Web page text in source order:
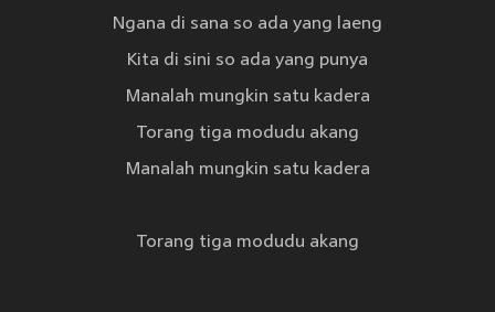
Ngana di sana so ada yang laeng
Kita di sini so ada yang punya
Manalah mungkin satu kadera
Torang tiga modudu akang
Manalah mungkin satu kadera
Torang tiga modudu akang